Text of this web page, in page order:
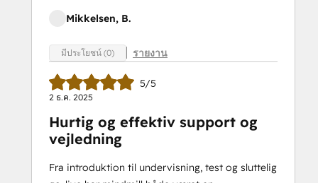
Mikkelsen, B.
มีประโยชน์ (0) รายงาน
5/5
2 ธ.ค. 2025
Hurtig og effektiv support og
vejledning
Fra introduktion til undervisning, test og sluttelig